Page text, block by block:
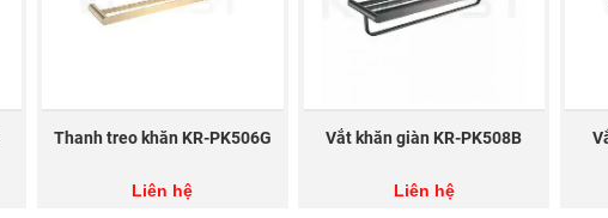
Thanh treo khăn KR-PK506G
Liên hệ
Vắt khăn giàn KR-PK508B
Liên hệ